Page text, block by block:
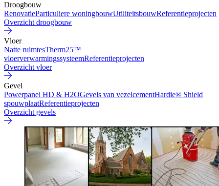
Droogbouw
RenovatieParticuliere woningbouwUtiliteitsbouwReferentieprojecten
Overzicht droogbouw
Vloer
Natte ruimtesTherm25™
vloerverwarmingssysteemReferentieprojecten
Overzicht vloer
Gevel
Powerpanel HD & H2OGevels van vezelcementHardie® Shield
spouwplaatReferentieprojecten
Overzicht gevels